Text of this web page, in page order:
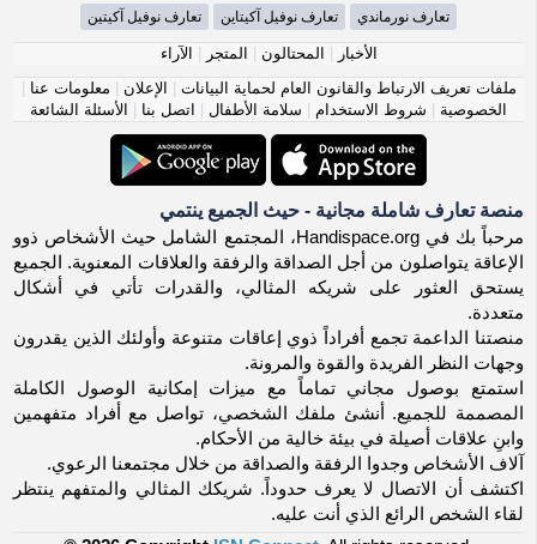
تعارف نورماندي تعارف نوفيل آكيتاين تعارف نوفيل آكيتين
الأخبار | المحتالون | المتجر | الآراء
ملفات تعريف الارتباط والقانون العام لحماية البيانات | الإعلان | معلومات عنا |
الخصوصية | شروط الاستخدام | سلامة الأطفال | اتصل بنا | الأسئلة الشائعة
منصة تعارف شاملة مجانية - حيث الجميع ينتمي
مرحباً بك في Handispace.org، المجتمع الشامل حيث الأشخاص ذوو
الإعاقة يتواصلون من أجل الصداقة والرفقة والعلاقات المعنوية. الجميع
يستحق العثور على شريكه المثالي، والقدرات تأتي في أشكال
متعددة.
منصتنا الداعمة تجمع أفراداً ذوي إعاقات متنوعة وأولئك الذين يقدرون
وجهات النظر الفريدة والقوة والمرونة.
استمتع بوصول مجاني تماماً مع ميزات إمكانية الوصول الكاملة
المصممة للجميع. أنشئ ملفك الشخصي، تواصل مع أفراد متفهمين
وابنِ علاقات أصيلة في بيئة خالية من الأحكام.
آلاف الأشخاص وجدوا الرفقة والصداقة من خلال مجتمعنا الرعوي.
اكتشف أن الاتصال لا يعرف حدوداً. شريكك المثالي والمتفهم ينتظر
لقاء الشخص الرائع الذي أنت عليه.